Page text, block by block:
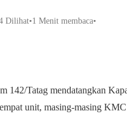
Dilihat•1 Menit membaca•
142/Tatag mendatangkan
unit, masing-masing